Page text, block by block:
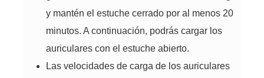
y mantén el estuche cerrado por al menos 20
minutos. A continuación, podrás cargar los
auriculares con el estuche abierto.
Las velocidades de carga de los auriculares